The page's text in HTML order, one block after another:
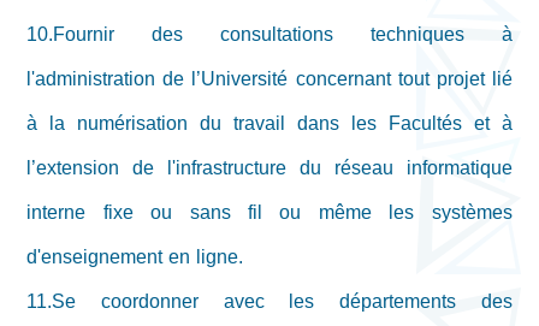
10.Fournir des consultations techniques à
l'administration de l’Université concernant tout projet lié
à la numérisation du travail dans les Facultés et à
l’extension de l'infrastructure du réseau informatique
interne fixe ou sans fil ou même les systèmes
d'enseignement en ligne.
11.Se coordonner avec les départements des